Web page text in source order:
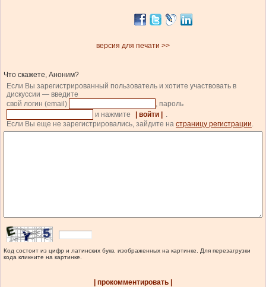
версия для печати >>
Что скажете, Аноним?
Если Вы зарегистрированный пользователь и хотите участвовать в
дискуссии — введите
свой логин (email)
, пароль
и нажмите
| войти |
.
Если Вы еще не зарегистрировались, зайдите на страницу регистрации.
Код состоит из цифр и латинских букв, изображенных на картинке. Для перезагрузки
кода кликните на картинке.
| прокомментировать |